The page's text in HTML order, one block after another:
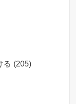
る (205)